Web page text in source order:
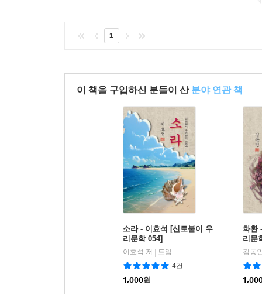
1
이 책을 구입하신 분들이 산 분야 연관 책
소라 - 이효석 [신토불이 우
리문학 054]
이효석 저 | 트임
4건
1,000원
화환
리문
김동